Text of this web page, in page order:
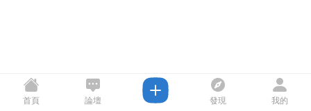
首頁 論壇 發現 我的